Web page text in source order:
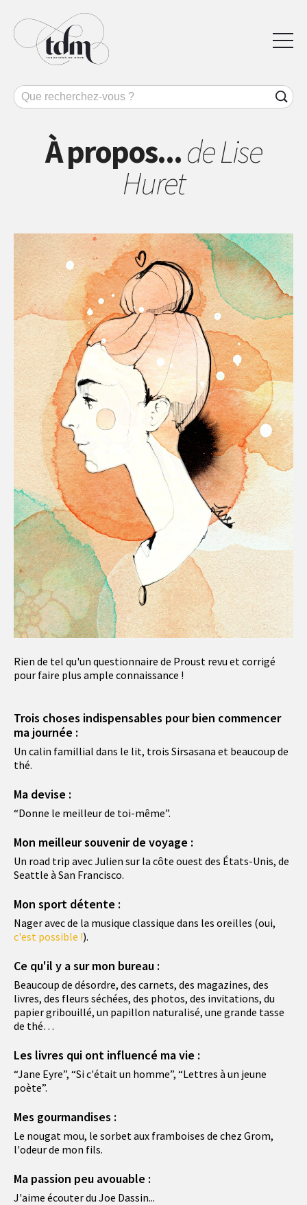
À propos...de Lise
Huret
Rien de tel qu'un questionnaire de Proust revu et corrigé
pour faire plus ample connaissance !
Trois choses indispensables pour bien commencer
ma journée :
Un calin famillial dans le lit, trois Sirsasana et beaucoup de
thé.
Ma devise :
“Donne le meilleur de toi-même”.
Mon meilleur souvenir de voyage :
Un road trip avec Julien sur la côte ouest des États-Unis, de
Seattle à San Francisco.
Mon sport détente :
Nager avec de la musique classique dans les oreilles (oui,
c'est possible !).
Ce qu'il y a sur mon bureau :
Beaucoup de désordre, des carnets, des magazines, des
livres, des fleurs séchées, des photos, des invitations, du
papier gribouillé, un papillon naturalisé, une grande tasse
de thé…
Les livres qui ont influencé ma vie :
“Jane Eyre”, “Si c'était un homme”, “Lettres à un jeune
poète”.
Mes gourmandises :
Le nougat mou, le sorbet aux framboises de chez Grom,
l'odeur de mon fils.
Ma passion peu avouable :
J'aime écouter du Joe Dassin...